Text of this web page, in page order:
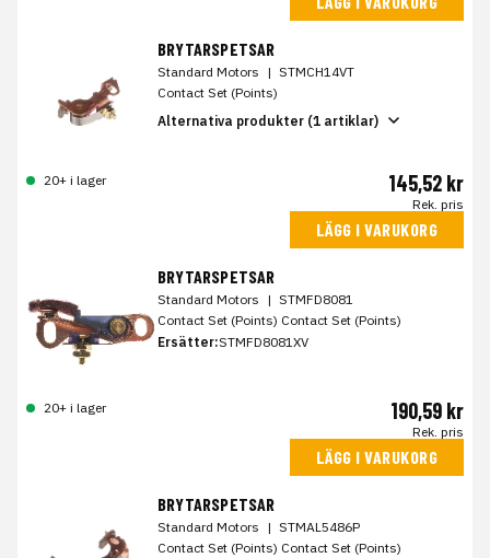
BRYTARSPETSAR
Standard Motors | STMCH14VT
Contact Set (Points)
Alternativa produkter (1 artiklar)
20+ i lager 145,52 kr
Rek. pris
LÄGG I VARUKORG
BRYTARSPETSAR
Standard Motors | STMFD8081
Contact Set (Points) Contact Set (Points)
Ersätter:STMFD8081XV
20+ i lager 190,59 kr
Rek. pris
LÄGG I VARUKORG
BRYTARSPETSAR
Standard Motors | STMAL5486P
Contact Set (Points) Contact Set (Points)